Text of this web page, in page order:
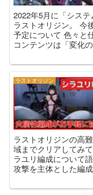
2022年5月に「シス
ラストオリジン。 今
予定について 色々と
コンテンツは「変化
ラストオリジン
ラストオリジンの高
域までクリアしてみ
ラユリ編成について
攻撃を主体とした編